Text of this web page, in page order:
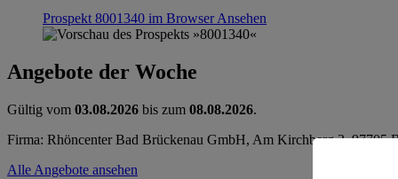
Prospekt 8001340 im BrowserAnsehen
Angebote der Woche
Gültig vom 03.08.2026 bis zum 08.08.2026.
Firma: Rhöncenter Bad Brückenau GmbH, Am Kirchberg 3, 97705
Alle Angebote ansehen